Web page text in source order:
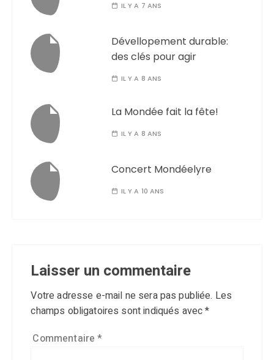
IL Y A 7 ANS
Dévellopement durable:
des clés pour agir
IL Y A 8 ANS
La Mondée fait la fête!
IL Y A 8 ANS
Concert Mondéelyre
IL Y A 10 ANS
Laisser un commentaire
Votre adresse e-mail ne sera pas publiée. Les
champs obligatoires sont indiqués avec*
Commentaire*